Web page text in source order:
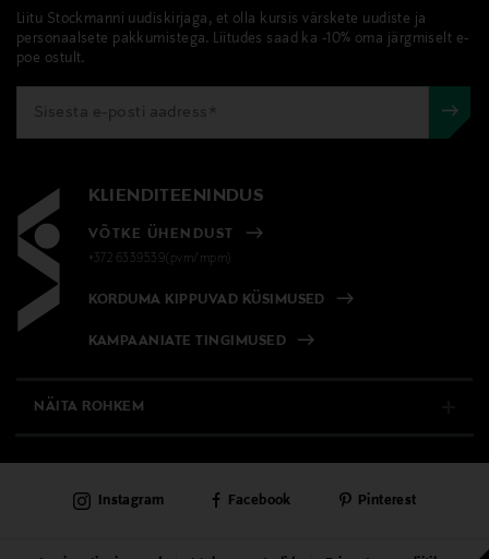
Liitu Stockmanni uudiskirjaga, et olla kursis värskete uudiste ja
personaalsete pakkumistega. Liitudes saad ka -10% oma järgmiselt e-
poe ostult.
KLIENDITEENINDUS
VÕTKE ÜHENDUST
+372 6339539(pvm/mpm)
KORDUMA KIPPUVAD KÜSIMUSED
KAMPAANIATE TINGIMUSED
NÄITA ROHKEM
PÜSIKLIENDITEENINDUS
Instagram Facebook Pinterest